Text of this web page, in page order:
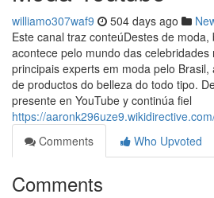
williamo307waf9 504 days ago
Este canal traz conteúDestes de
acontece pelo mundo das celebridades
principais experts em moda pelo Brasil,
de productos do belleza do todo tipo.
presente en YouTube y continúa fiel
https://
Comments
Who Upvoted
Comments